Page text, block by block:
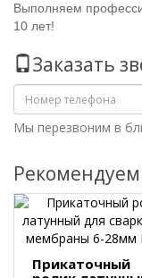
Выполняем
10 лет!
Заказать
Мы перезвоним в
Прикаточный